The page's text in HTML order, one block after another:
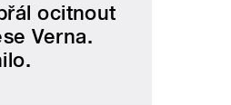
ocitnout
Verna.